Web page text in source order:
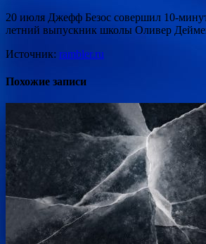
20 июля Джефф Безос совершил 10-
летний выпускник школы Оливер
Источник: rambler.ru
Похожие записи